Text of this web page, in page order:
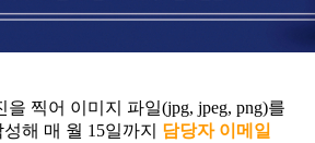
찍어 이미지 파일(jpg, jpeg, png)를
해 매 월 15일까지 담당자 이메일